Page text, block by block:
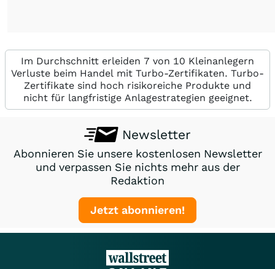
Im Durchschnitt erleiden 7 von 10 Kleinanlegern
Verluste beim Handel mit Turbo-Zertifikaten. Turbo-
Zertifikate sind hoch risikoreiche Produkte und
nicht für langfristige Anlagestrategien geeignet.
Newsletter
Abonnieren Sie unsere kostenlosen Newsletter
und verpassen Sie nichts mehr aus der
Redaktion
Jetzt abonnieren!